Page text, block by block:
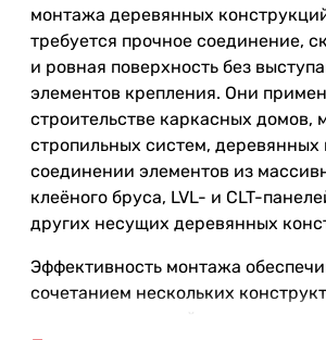
монтажа деревянных
требуется прочное соединение,
и ровная поверхность без
элементов крепления. Они
строительстве каркасных домов,
стропильных систем, деревянных
соединении элементов из
клеёного бруса, LVL- и CLT-
других несущих деревянных
Эффективность монтажа
сочетанием нескольких